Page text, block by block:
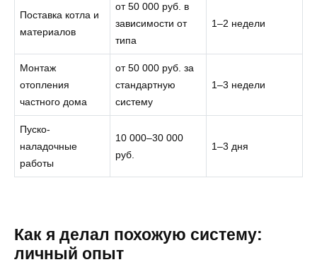
Поставка котла и
материалов
от 50 000 руб. в
зависимости от
типа
1–2 недели
Монтаж
отопления
частного дома
от 50 000 руб. за
стандартную
систему
1–3 недели
Пуско-
наладочные
работы
10 000–30 000
руб.
1–3 дня
Как я делал похожую систему:
личный опыт